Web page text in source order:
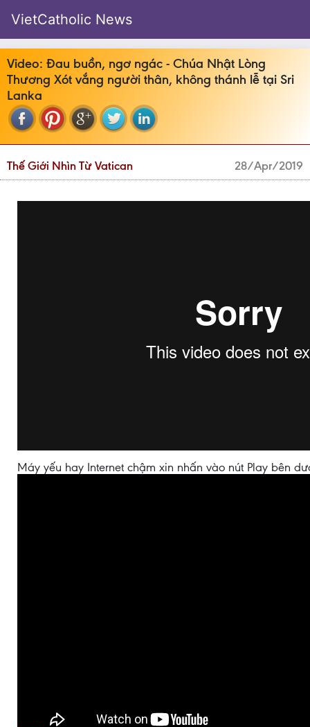
VietCatholic News
Video: Đau buồn, ngơ ngác - Chúa Nhật Lòng
Thương Xót vắng người thân, không thánh lễ tại Sri
Lanka
Thế Giới Nhìn Từ Vatican 28/Apr/2019
Máy yếu hay Internet chậm xin nhấn vào nút Play bên